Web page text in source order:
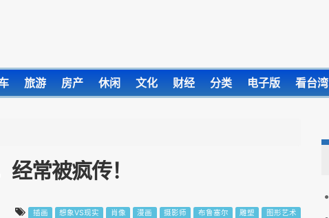
旅游 房产 休闲 文化 财经 分类 电子版 看台湾
常被疯传！
插画 想象VS现实 肖像 漫画 摄影师 布鲁塞尔 雕塑 图形艺术